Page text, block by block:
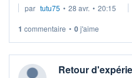
par tutu75 • 28 avr. • 20:15
1 commentaire • 0j'aime
Retour